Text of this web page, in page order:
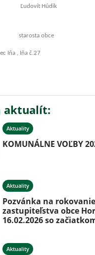
Húdik
obce
Iňa , Iňa č.27
aktualít:
Aktuality
KOMUNÁLNE VOĽBY
Aktuality
Pozvánka na
zastupiteľstva obce
16.02.2026 so
Aktuality